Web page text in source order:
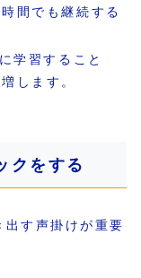
間でも継続する
学習すること
します。
クをする
す声掛けが重要